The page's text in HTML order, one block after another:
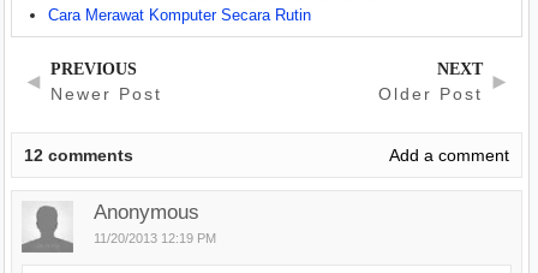
Cara Merawat Komputer Secara Rutin
◄
PREVIOUS
Newer Post ►
NEXT
Older Post
12 comments Add a comment
Anonymous
11/20/2013 12:19 PM